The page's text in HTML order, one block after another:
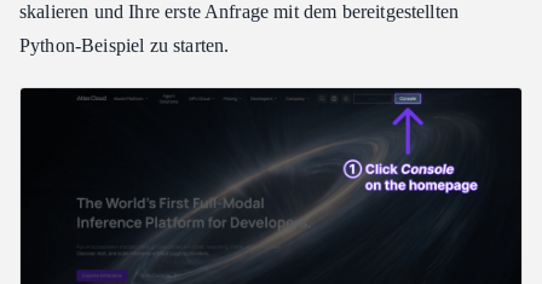
skalieren und Ihre erste Anfrage mit dem bereitgestellten
Python-Beispiel zu starten.